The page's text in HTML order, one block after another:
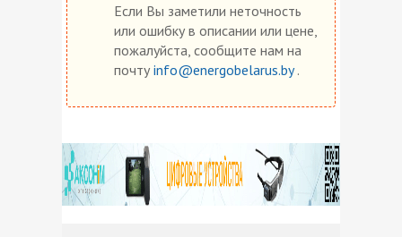
Если Вы заметили неточность
или ошибку в описании или цене,
пожалуйста, сообщите нам на
почту info@energobelarus.by.